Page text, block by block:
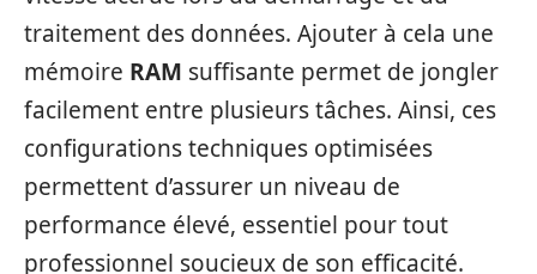
traitement des données. Ajouter à cela une
mémoire RAM suffisante permet de jongler
facilement entre plusieurs tâches. Ainsi, ces
configurations techniques optimisées
permettent d’assurer un niveau de
performance élevé, essentiel pour tout
professionnel soucieux de son efficacité.